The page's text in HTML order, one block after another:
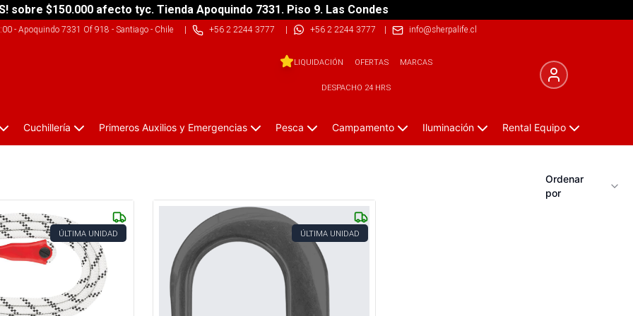
sobre $150.000 afecto tyc. Tienda Apoquindo 7331. Piso 9. Las Condes
- Apoquindo 7331 Of 918 - Santiago - Chile| +56 2 2244 3777 | +56 2 2244 3777 | info@sherpalife.cl
LIQUIDACIÓN OFERTAS MARCAS
DESPACHO 24 HRS
Cuchillería Primeros Auxilios y Emergencias Pesca Campamento Iluminación Rental Equipo
Ordenar
por
ÚLTIMA UNIDAD ÚLTIMA UNIDAD